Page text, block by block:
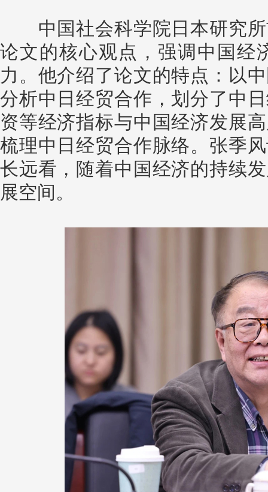
中国社会科学院日本研究所
论文的核心观点，强调中国经
力。他介绍了论文的特点：以
分析中日经贸合作，划分了中
资等经济指标与中国经济发展
梳理中日经贸合作脉络。张季
长远看，随着中国经济的持续
展空间。